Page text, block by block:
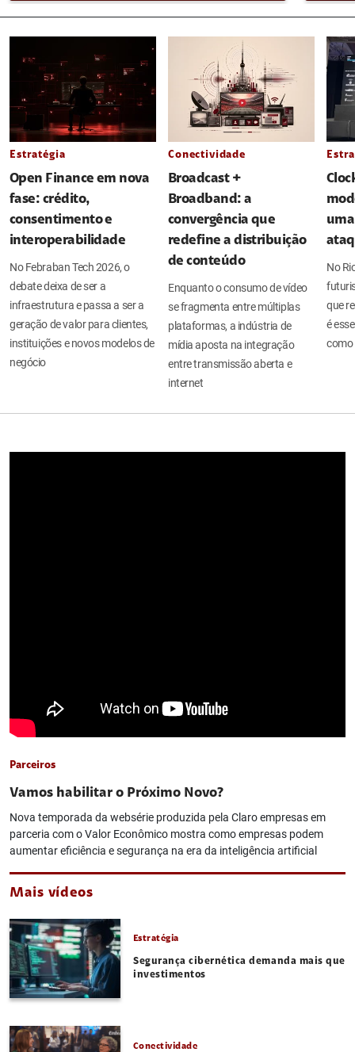
Estratégia
Open Finance em nova
fase: crédito,
consentimento e
interoperabilidade
No Febraban Tech 2026, o
debate deixa de ser a
infraestrutura e passa a ser a
geração de valor para clientes,
instituições e novos modelos de
negócio
Conectividade
Broadcast +
Broadband: a
convergência que
redefine a distribuição
de conteúdo
Enquanto o consumo de vídeo
se fragmenta entre múltiplas
plataformas, a indústria de
mídia aposta na integração
entre transmissão aberta e
internet
No
que
é
como
Parceiros
Vamos habilitar o Próximo Novo?
Nova temporada da websérie produzida pela Claro empresas em
parceria com o Valor Econômico mostra como empresas podem
aumentar eficiência e segurança na era da inteligência artificial
Mais vídeos
Estratégia
Segurança cibernética demanda mais que
investimentos
Conectividade